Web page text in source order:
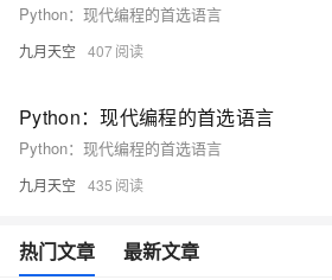
Python：现代编程的首选语言
九月天空 407
Python：现代编程的首选语言
Python：现代编程的首选语言
九月天空 435
热门文章 最新文章